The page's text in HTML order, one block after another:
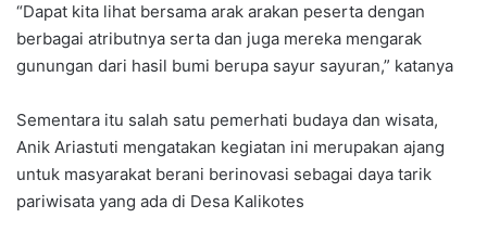
“Dapat kita lihat bersama arak arakan peserta dengan
berbagai atributnya serta dan juga mereka mengarak
gunungan dari hasil bumi berupa sayur sayuran,” katanya
Sementara itu salah satu pemerhati budaya dan wisata,
Anik Ariastuti mengatakan kegiatan ini merupakan ajang
untuk masyarakat berani berinovasi sebagai daya tarik
pariwisata yang ada di Desa Kalikotes